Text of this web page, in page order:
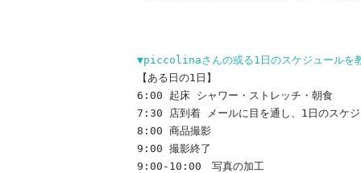
▼piccolinaさんの或る1日のスケジュールを
【ある日の1日】
6:00 起床 シャワー・ストレッチ・朝食
7:30 店到着 メールに目を通し、1日のスケジ
8:00 商品撮影
9:00 撮影終了
9:00-10:00 写真の加工